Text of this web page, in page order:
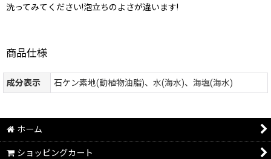
洗ってみてください!泡立ちのよさが違います!
商品仕様
成分表示 石ケン素地(動植物油脂)、水(海水)、海塩(海水)
ホーム
ショッピングカート